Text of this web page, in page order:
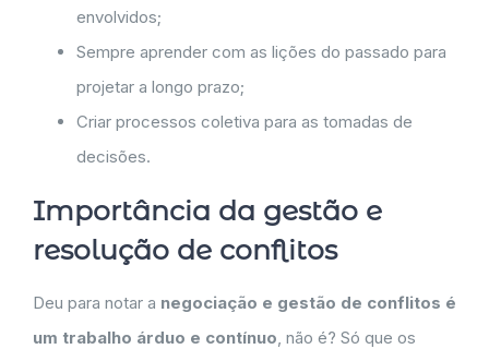
envolvidos;
Sempre aprender com as lições do passado para
projetar a longo prazo;
Criar processos coletiva para as tomadas de
decisões.
Importância da gestão e
resolução de conflitos
Deu para notar a negociação e gestão de conflitos é
um trabalho árduo e contínuo , não é? Só que os